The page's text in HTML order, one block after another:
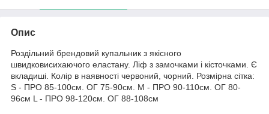
Опис
Роздільний брендовий купальник з якісного
швидковисихаючого еластану. Ліф з замочками і кісточками. Є
вкладиші. Колір в наявності червоний, чорний. Розмірна сітка:
S - ПРО 85-100см. ОГ 75-90см. M - ПРО 90-110см. ОГ 80-
96см L - ПРО 98-120см. ОГ 88-108см